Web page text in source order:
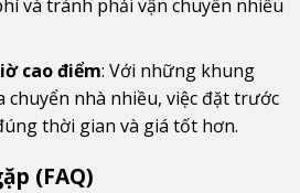
và tránh phải vận chuyển nhiều
cao điểm: Với những khung
chuyển nhà nhiều, việc đặt trước
thời gian và giá tốt hơn.
(FAQ)